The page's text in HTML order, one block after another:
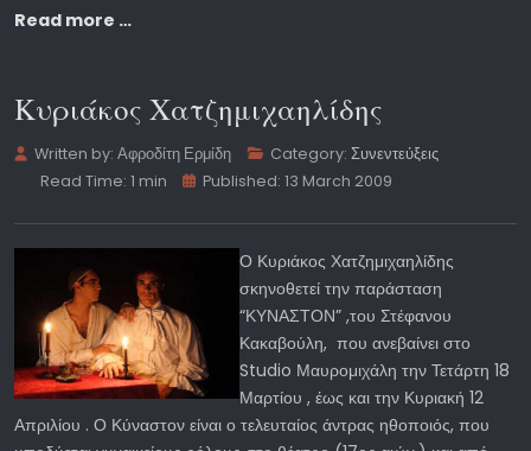
Read more …
Κυριάκος Χατζημιχαηλίδης
Written by:Αφροδίτη Ερμίδη Category:Συνεντεύξεις
Read Time: 1 min
Published: 13 March 2009
Ο Κυριάκος Χατζημιχαηλίδης
σκηνοθετεί την παράσταση
“ΚΥΝΑΣΤΟΝ” ,του Στέφανου
Κακαβούλη, που ανεβαίνει στο
Studio Μαυρομιχάλη την Τετάρτη 18
Μαρτίου , έως και την Κυριακή 12
Απριλίου . Ο Κύναστον είναι ο τελευταίος άντρας ηθοποιός, που